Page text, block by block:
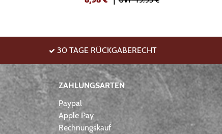
30 TAGE RÜCKGABERECHT
ZAHLUNGSARTEN
Paypal
Apple Pay
Rechnungskauf